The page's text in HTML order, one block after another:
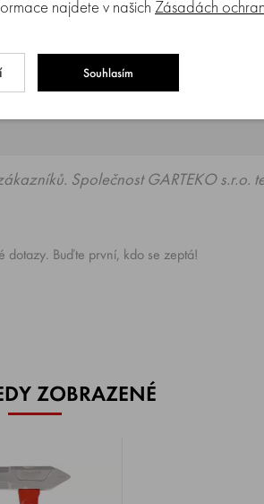
na Vaše dotazy (Po–Pá,
Společnost GARTEKO s.r.o.
dotazy. Buďte první, kdo se zeptá!
ZOBRAZENÉ
najdete v našich Zásadách
Souhlasím